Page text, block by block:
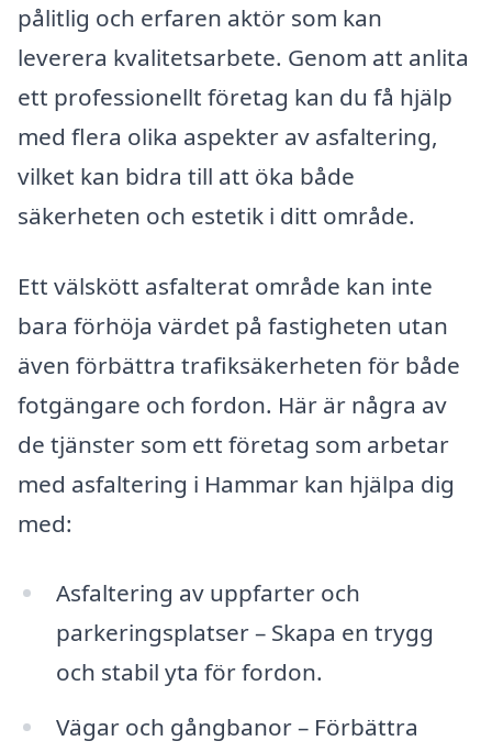
pålitlig och erfaren aktör som kan
leverera kvalitetsarbete. Genom att anlita
ett professionellt företag kan du få hjälp
med flera olika aspekter av asfaltering,
vilket kan bidra till att öka både
säkerheten och estetik i ditt område.
Ett välskött asfalterat område kan inte
bara förhöja värdet på fastigheten utan
även förbättra trafiksäkerheten för både
fotgängare och fordon. Här är några av
de tjänster som ett företag som arbetar
med asfaltering i Hammar kan hjälpa dig
med:
Asfaltering av uppfarter och
parkeringsplatser – Skapa en trygg
och stabil yta för fordon.
Vägar och gångbanor – Förbättra